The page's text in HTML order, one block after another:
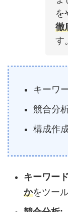
を
徹
す。
キーワ
競合分
構成作
キーワー
かをツー